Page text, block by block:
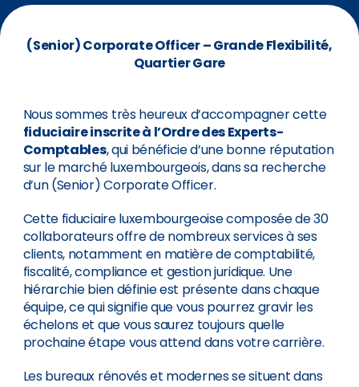
(Senior) Corporate Officer – Grande Flexibilité,
Quartier Gare
Nous sommes très heureux d’accompagner cette
fiduciaire inscrite à l’Ordre des Experts-
Comptables, qui bénéficie d’une bonne réputation
sur le marché luxembourgeois, dans sa recherche
d’un (Senior) Corporate Officer.
Cette fiduciaire luxembourgeoise composée de 30
collaborateurs offre de nombreux services à ses
clients, notamment en matière de comptabilité,
fiscalité, compliance et gestion juridique. Une
hiérarchie bien définie est présente dans chaque
équipe, ce qui signifie que vous pourrez gravir les
échelons et que vous saurez toujours quelle
prochaine étape vous attend dans votre carrière.
Les bureaux rénovés et modernes se situent dans